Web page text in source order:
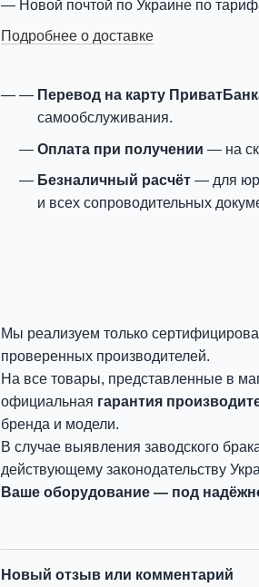
Новой почтой по Украине по
Подробнее о доставке
Перевод на карту
самообслуживания.
Оплата при получении — на
Безналичный расчёт — для
и всех сопроводительных
Мы реализуем только
проверенных производителей.
На все товары, представленные в
официальная гарантия
бренда и модели.
В случае выявления заводского
действующему законодательству
Ваше оборудование — под
Новый отзыв или комментарий